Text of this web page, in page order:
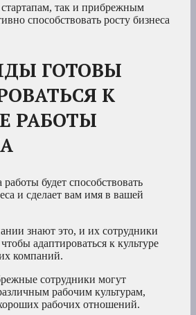
стартапам, так и прибрежным
способствовать росту бизнеса
ГОТОВЫ
К
РАБОТЫ
будет способствовать
и сделает вам имя в вашей
знают это, и их сотрудники
адаптироваться к культуре
компаний.
сотрудники могут
рабочим культурам,
рабочих отношений.